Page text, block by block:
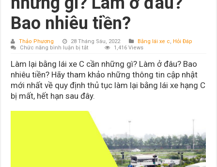
Bao nhiêu tiền?
Thảo Phương 28 Tháng Sáu, 2022 Bằng lái xe c, Hỏi Đáp
Chức năng bình luận bị tắt
lại
bằng
lái
xe
C
những
Làm
ở
đâu?
Bao
nhiêu
1,416 Views
Làm lại bằng lái xe C cần những gì? Làm ở đâu? Bao
nhiêu tiền? Hãy tham khảo những thông tin cập nhật
mới nhất về quy định thủ tục làm lại bằng lái xe hạng C
bị mất, hết hạn sau đây.